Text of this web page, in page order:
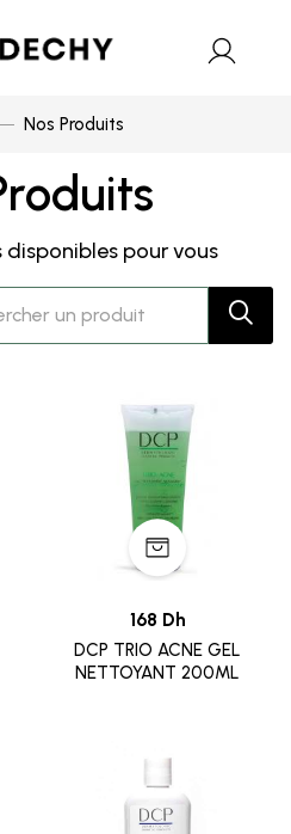
Nos Produits
disponibles pour vous
168 Dh
DCP TRIO ACNE GEL
NETTOYANT 200ML